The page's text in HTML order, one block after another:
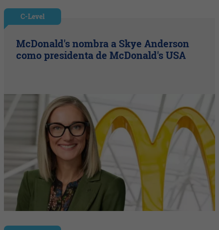
C-Level
McDonald's nombra a Skye Anderson
como presidenta de McDonald's USA